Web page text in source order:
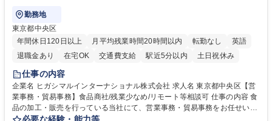
勤務地
東京都中央区
年間休日120日以上
月平均残業時間20時間以内 転勤なし
英語
退職金あり
在宅OK 交通費支給 駅近5分以内 土日祝休み
仕事の内容
企業名 ヒガシマルインターナショナル株式会社 求人名 東京都中央区【営
業事務・貿易事務】食品商社/残業少なめ/リモート等相談可 仕事の内容 食
品の加工・販売を行っている当社にて、営業事務・貿易事務をお任せいた
します。営業社員のサポートポジションとして、受発注から海外工場との